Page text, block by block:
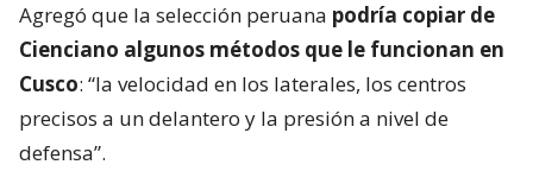
Agregó que la selección peruana podría copiar de
Cienciano algunos métodos que le funcionan en
Cusco: “la velocidad en los laterales, los centros
precisos a un delantero y la presión a nivel de
defensa”.